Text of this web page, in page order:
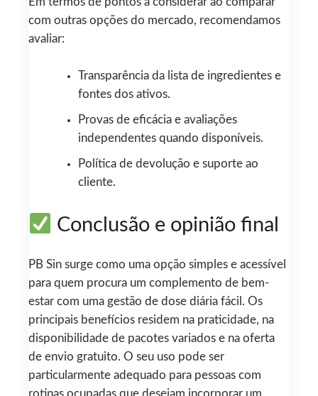
com outras opções do mercado, recomendamos
avaliar:
Transparência da lista de ingredientes e
fontes dos ativos.
Provas de eficácia e avaliações
independentes quando disponíveis.
Política de devolução e suporte ao
cliente.
Conclusão e opinião final
PB Sin surge como uma opção simples e acessível
para quem procura um complemento de bem-
estar com uma gestão de dose diária fácil. Os
principais benefícios residem na praticidade, na
disponibilidade de pacotes variados e na oferta
de envio gratuito. O seu uso pode ser
particularmente adequado para pessoas com
rotinas ocupadas que desejam incorporar um